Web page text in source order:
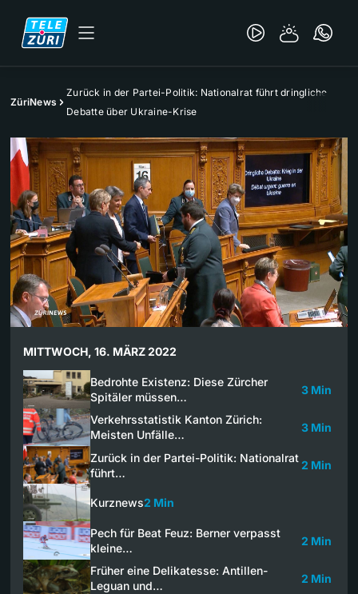
ZüriNews
Zurück in der Partei-Politik: Nationalrat führt dringliche
Debatte über Ukraine-Krise
MITTWOCH, 16. MÄRZ 2022
Bedrohte Existenz: Diese Zürcher
Spitäler müssen…
3 Min
Verkehrsstatistik Kanton Zürich:
Meisten Unfälle…
3 Min
Zurück in der Partei-Politik: Nationalrat
führt…
2 Min
Kurznews2 Min
Pech für Beat Feuz: Berner verpasst
kleine…
2 Min
Früher eine Delikatesse: Antillen-
Leguan und…
2 Min